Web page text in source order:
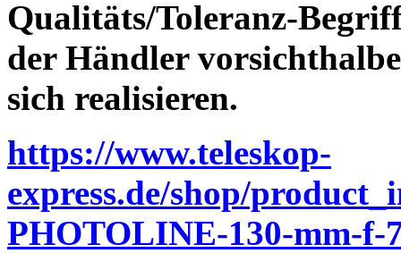
Qualitäts/Toleranz-
der Händler
sich realisieren.
https://www.teleskop-
express.de/shop/
PHOTOLINE-130-mm-f-